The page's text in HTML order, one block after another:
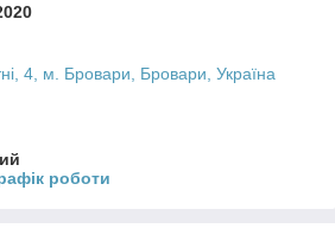
4, м. Бровари, Бровари, Україна
роботи